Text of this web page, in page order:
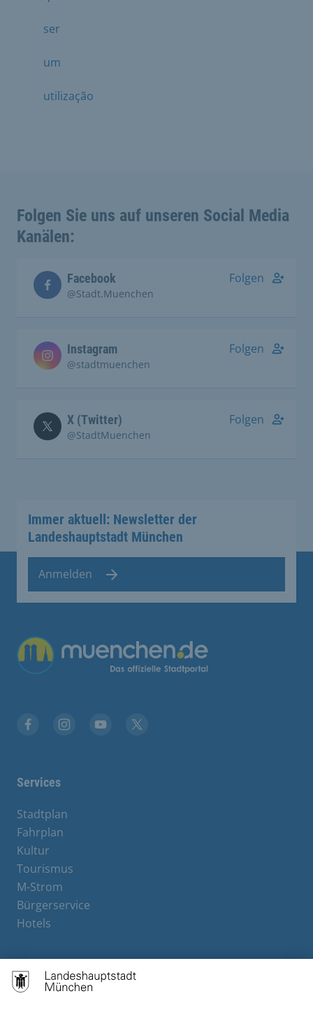
ser
um
utilização
Folgen Sie uns auf unseren Social Media
Kanälen:
Facebook
@Stadt.Muenchen
Folgen
Instagram
@stadtmuenchen
Folgen
X (Twitter)
@StadtMuenchen
Folgen
Immer aktuell: Newsletter der
Landeshauptstadt München
Anmelden
Übergreifende Links
Services
Stadtplan
Fahrplan
Kultur
Tourismus
M-Strom
Bürgerservice
Hotels
Contact